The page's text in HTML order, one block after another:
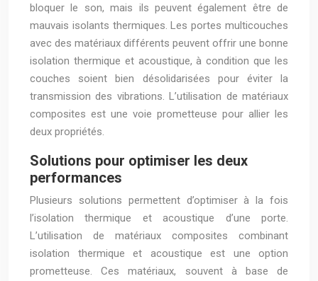
bloquer le son, mais ils peuvent également être de
mauvais isolants thermiques. Les portes multicouches
avec des matériaux différents peuvent offrir une bonne
isolation thermique et acoustique, à condition que les
couches soient bien désolidarisées pour éviter la
transmission des vibrations. L’utilisation de matériaux
composites est une voie prometteuse pour allier les
deux propriétés.
Solutions pour optimiser les deux
performances
Plusieurs solutions permettent d’optimiser à la fois
l’isolation thermique et acoustique d’une porte.
L’utilisation de matériaux composites combinant
isolation thermique et acoustique est une option
prometteuse. Ces matériaux, souvent à base de